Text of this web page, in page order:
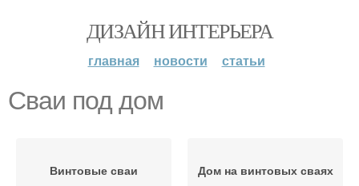
ДИЗАЙН ИНТЕРЬЕРА
главная новости статьи
Сваи под дом
Винтовые сваи Дом на винтовых сваях